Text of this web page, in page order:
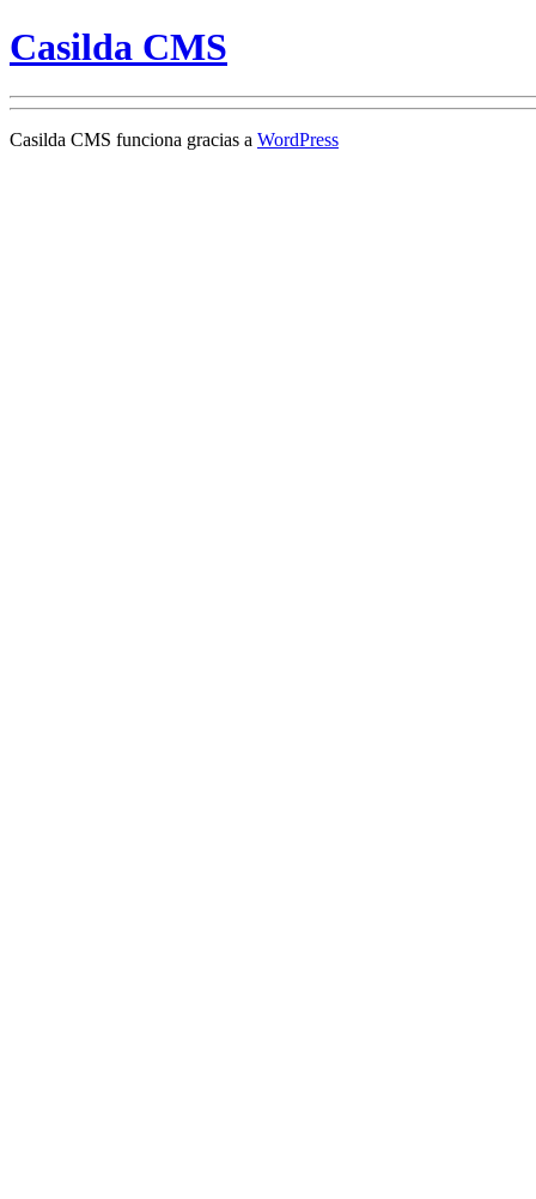
Casilda CMS
Casilda CMS funciona gracias a WordPress